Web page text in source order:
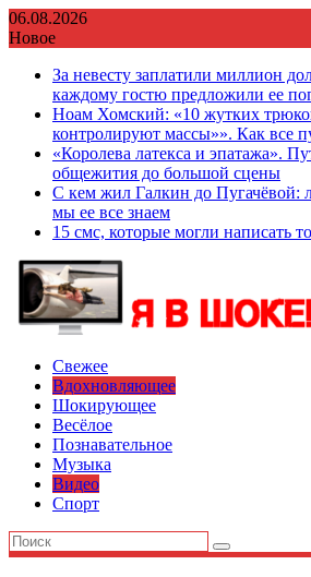
Перейти
к
06.08.2026
Новое
За невесту заплатили миллион
каждому гостю предложили ее
Ноам Хомский: «10 жутких
контролируют массы»». Как все
«Королева латекса и эпатажа».
общежития до большой сцены
С кем жил Галкин до Пугачёвой:
мы ее все знаем
15 смс, которые могли написать
Свежее
Вдохновляющее
Шокирующее
Весёлое
Познавательное
Музыка
Видео
Спорт